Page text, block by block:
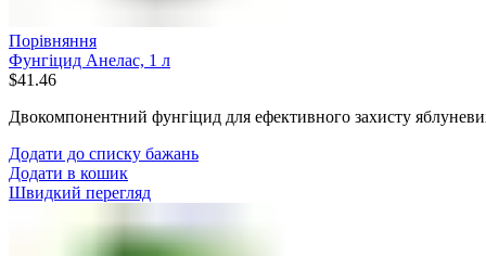
Порівняння
Фунгіцид Анелас, 1 л
$41.46
Двокомпонентний фунгіцид для ефективного захисту
Додати до списку бажань
Додати в кошик
Швидкий перегляд